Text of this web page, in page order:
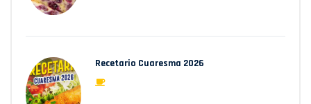
Recetario Cuaresma 2026